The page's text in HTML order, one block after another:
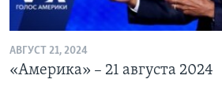
АВГУСТ 21, 2024
«Америка» – 21 августа 2024